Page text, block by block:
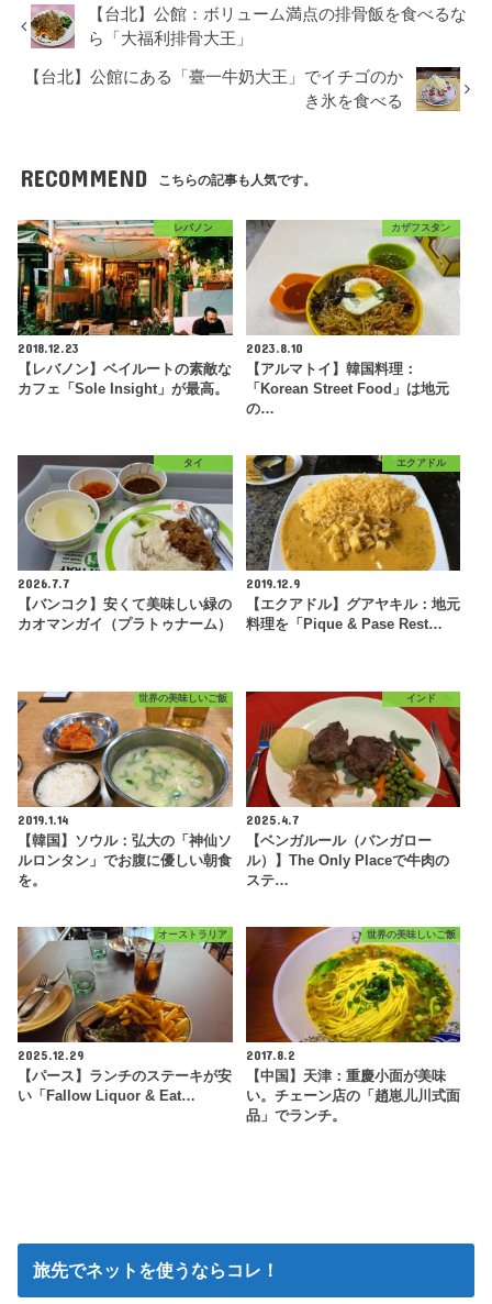
【台北】公館：ボリューム満点の排骨飯を食べるな
ら「大福利排骨大王」
【台北】公館にある「臺一牛奶大王」でイチゴのか
き氷を食べる
RECOMMEND こちらの記事も人気です。
レバノン
2018.12.23
【レバノン】ベイルートの素敵な
カフェ「Sole Insight」が最高。
カザフスタン
2023.8.10
【アルマトイ】韓国料理：
「Korean Street Food」は地元
の…
タイ
2026.7.7
【バンコク】安くて美味しい緑の
カオマンガイ（プラトゥナーム）
エクアドル
2019.12.9
【エクアドル】グアヤキル：地元
料理を「Pique & Pase Rest…
世界の美味しいご飯
2019.1.14
【韓国】ソウル：弘大の「神仙ソ
ルロンタン」でお腹に優しい朝食
を。
インド
2025.4.7
【ベンガルール（バンガロー
ル）】The Only Placeで牛肉の
ステ…
オーストラリア
2025.12.29
【パース】ランチのステーキが安
い「Fallow Liquor & Eat…
世界の美味しいご飯
2017.8.2
【中国】天津：重慶小面が美味
い。チェーン店の「趙崽儿川式面
品」でランチ。
旅先でネットを使うならコレ！